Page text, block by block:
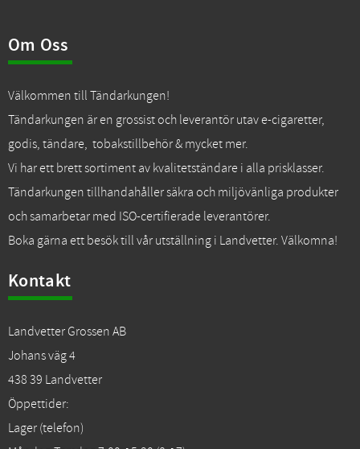
Om Oss
Välkommen till Tändarkungen!
Tändarkungen är en grossist och leverantör utav e-cigaretter,
godis, tändare, tobakstillbehör & mycket mer.
Vi har ett brett sortiment av kvalitetständare i alla prisklasser.
Tändarkungen tillhandahåller säkra och miljövänliga produkter
och samarbetar med ISO-certifierade leverantörer.
Boka gärna ett besök till vår utställning i Landvetter. Välkomna!
Kontakt
Landvetter Grossen AB
Johans väg 4
438 39 Landvetter
Öppettider:
Lager (telefon)